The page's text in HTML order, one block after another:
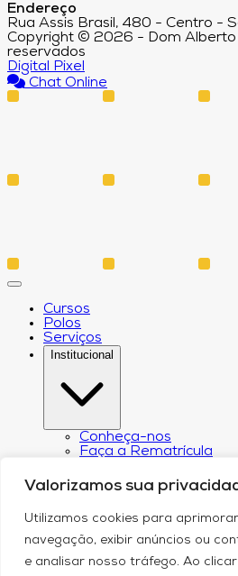
Valorizamos sua
Utilizamos cookies para
navegação, exibir anúncios ou
e analisar nosso tráfego. Ao clicar
Endereço
Rua Assis Brasil, 480 - Centro -
Copyright © 2026 - Dom Alberto
reservados
Digital Pixel
Chat Online
Cursos
Polos
Serviços
Institucional
Conheça-nos
Faça a Rematrícula
Estatuto e Regimento
Regulamento
Política de Privacidade
Egressos
Núcleo de Prática